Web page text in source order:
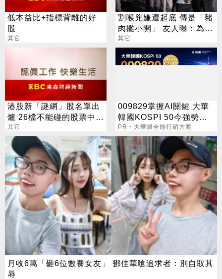
低本益比+指標背離的好
股
其它
割喉兇嫌遭起底 傳是「豬
肉攤小開」 友人曝：為人
極吝嗇
其它
港股新「謎網」股名單出
爐 26檔不能碰的股票中箭
落馬
其它
009829掌握AI關鍵 大華
韓國KOSPI 50今強勢開
募
PR・大華銀全能行銷方案
月收6萬「砸6位數養女友」 鄧佳華嗆追求者：別自取其
辱